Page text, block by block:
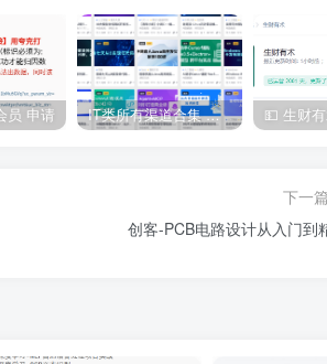
员 申请 IT类所有渠道合集 持续日更，目前近四千多条资源 年费用户微信私信获取权限
下一
创客-PCB电路设计从入门到